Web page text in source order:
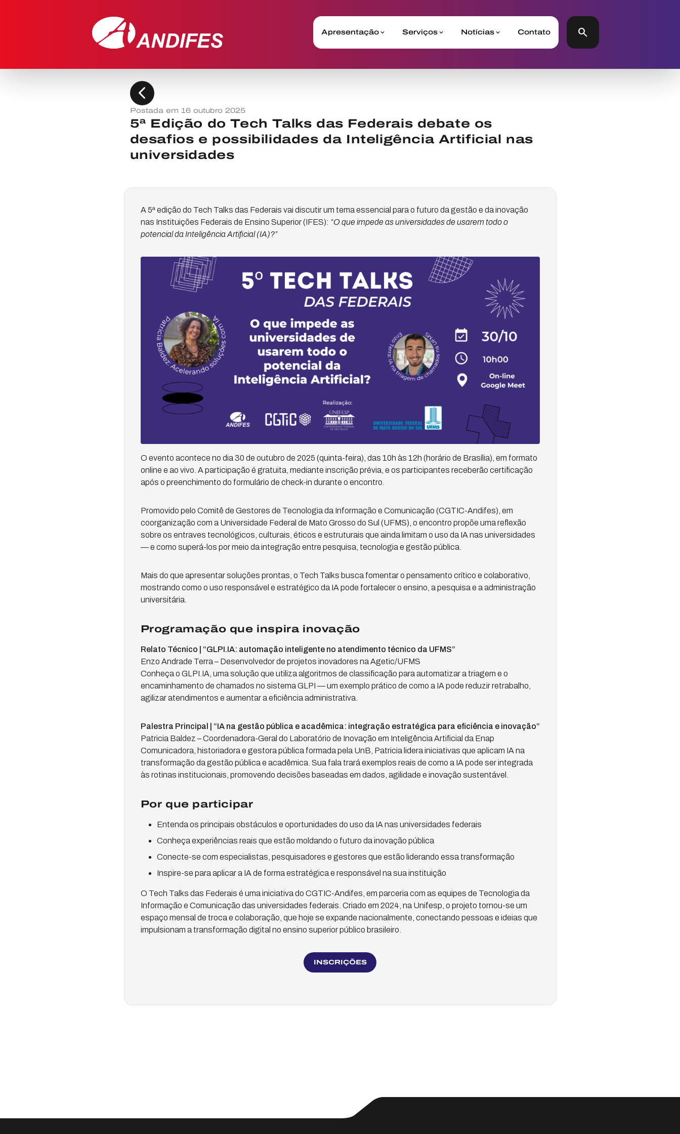
Apresentação Serviços Notícias Contato search
chevron_left
Postada em 16 outubro 2025
5ª Edição do Tech Talks das Federais debate os
desafios e possibilidades da Inteligência Artificial nas
universidades
A 5ª edição do Tech Talks das Federais vai discutir um tema essencial para o futuro da gestão e da inovação
nas Instituições Federais de Ensino Superior (IFES): “O que impede as universidades de usarem todo o
potencial da Inteligência Artificial (IA)?”
O evento acontece no dia 30 de outubro de 2025 (quinta-feira), das 10h às 12h (horário de Brasília), em formato
online e ao vivo. A participação é gratuita, mediante inscrição prévia, e os participantes receberão certificação
após o preenchimento do formulário de check-in durante o encontro.
Promovido pelo Comitê de Gestores de Tecnologia da Informação e Comunicação (CGTIC-Andifes), em
coorganização com a Universidade Federal de Mato Grosso do Sul (UFMS), o encontro propõe uma reflexão
sobre os entraves tecnológicos, culturais, éticos e estruturais que ainda limitam o uso da IA nas universidades
— e como superá-los por meio da integração entre pesquisa, tecnologia e gestão pública.
Mais do que apresentar soluções prontas, o Tech Talks busca fomentar o pensamento crítico e colaborativo,
mostrando como o uso responsável e estratégico da IA pode fortalecer o ensino, a pesquisa e a administração
universitária.
Programação que inspira inovação
Relato Técnico | “GLPI.IA: automação inteligente no atendimento técnico da UFMS”
Enzo Andrade Terra – Desenvolvedor de projetos inovadores na Agetic/UFMS
Conheça o GLPI.IA, uma solução que utiliza algoritmos de classificação para automatizar a triagem e o
encaminhamento de chamados no sistema GLPI — um exemplo prático de como a IA pode reduzir retrabalho,
agilizar atendimentos e aumentar a eficiência administrativa.
Palestra Principal | “IA na gestão pública e acadêmica: integração estratégica para eficiência e inovação”
Patricia Baldez – Coordenadora-Geral do Laboratório de Inovação em Inteligência Artificial da Enap
Comunicadora, historiadora e gestora pública formada pela UnB, Patricia lidera iniciativas que aplicam IA na
transformação da gestão pública e acadêmica. Sua fala trará exemplos reais de como a IA pode ser integrada
às rotinas institucionais, promovendo decisões baseadas em dados, agilidade e inovação sustentável.
Por que participar
Entenda os principais obstáculos e oportunidades do uso da IA nas universidades federais
Conheça experiências reais que estão moldando o futuro da inovação pública
Conecte-se com especialistas, pesquisadores e gestores que estão liderando essa transformação
Inspire-se para aplicar a IA de forma estratégica e responsável na sua instituição
O Tech Talks das Federais é uma iniciativa do CGTIC-Andifes, em parceria com as equipes de Tecnologia da
Informação e Comunicação das universidades federais. Criado em 2024, na Unifesp, o projeto tornou-se um
espaço mensal de troca e colaboração, que hoje se expande nacionalmente, conectando pessoas e ideias que
impulsionam a transformação digital no ensino superior público brasileiro.
INSCRIÇÕES